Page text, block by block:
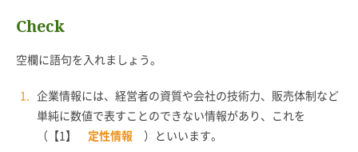
Check
空欄に語句を入れましょう。
企業情報には、経営者の資質や会社の技術力、販売体制など
単純に数値で表すことのできない情報があり、これを
（【1】
定性情報 ）といいます。